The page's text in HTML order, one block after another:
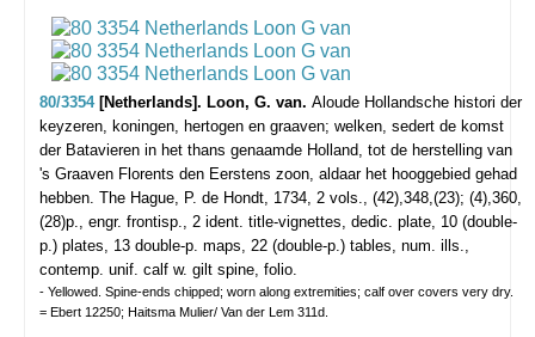
80/3354 [Netherlands]. Loon, G. van. Aloude Hollandsche histori der
keyzeren, koningen, hertogen en graaven; welken, sedert de komst
der Batavieren in het thans genaamde Holland, tot de herstelling van
's Graaven Florents den Eerstens zoon, aldaar het hooggebied gehad
hebben. The Hague, P. de Hondt, 1734, 2 vols., (42),348,(23); (4),360,
(28)p., engr. frontisp., 2 ident. title-vignettes, dedic. plate, 10 (double-
p.) plates, 13 double-p. maps, 22 (double-p.) tables, num. ills.,
contemp. unif. calf w. gilt spine, folio.
- Yellowed. Spine-ends chipped; worn along extremities; calf over covers very dry.
= Ebert 12250; Haitsma Mulier/ Van der Lem 311d.